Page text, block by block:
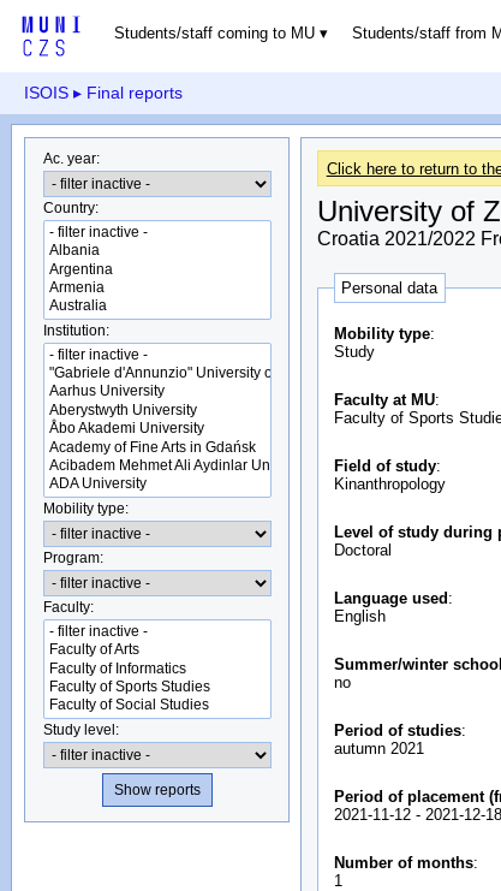
Students/staff coming to MU Students/staff from
ISOIS ▸ Final reports
Ac. year:
Country:
Institution:
Mobility type:
Program:
Faculty:
Study level:
Click here to return to
University of
Croatia 2021/2022
Personal data
Mobility type:
Study
Faculty at MU:
Faculty of Sports
Field of study:
Kinanthropology
Level of study during
Doctoral
Language used :
English
Summer/winter
no
Period of studies:
autumn 2021
Period of placement
2021-11-12 - 2021-12-18
Number of months:
1